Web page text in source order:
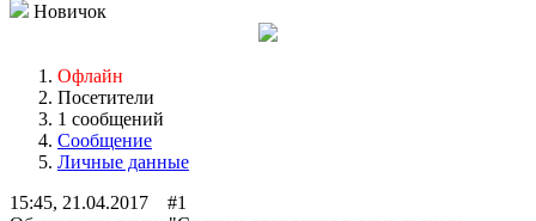
Новичок
Офлайн
Посетители
1 сообщений
Сообщение
Личные данные
15:45, 21.04.2017 #1